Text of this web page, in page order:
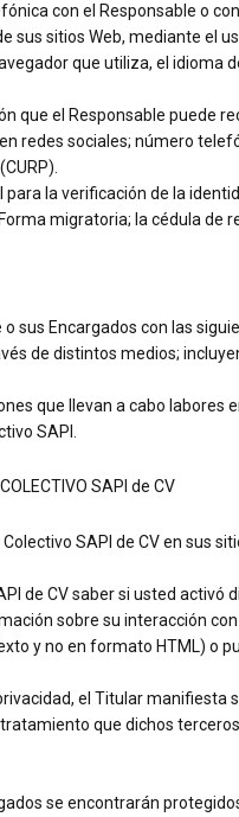
con el Responsable o
sitios Web, mediante el
que utiliza, el idioma
el Responsable puede
redes sociales; número
la verificación de la
migratoria; la cédula de
sus Encargados con las
de distintos medios;
que llevan a cabo labores
SAPI.
SAPI de CV
SAPI de CV en sus
de CV saber si usted
sobre su interacción
y no en formato HTML) o
el Titular
que dichos
se encontrarán